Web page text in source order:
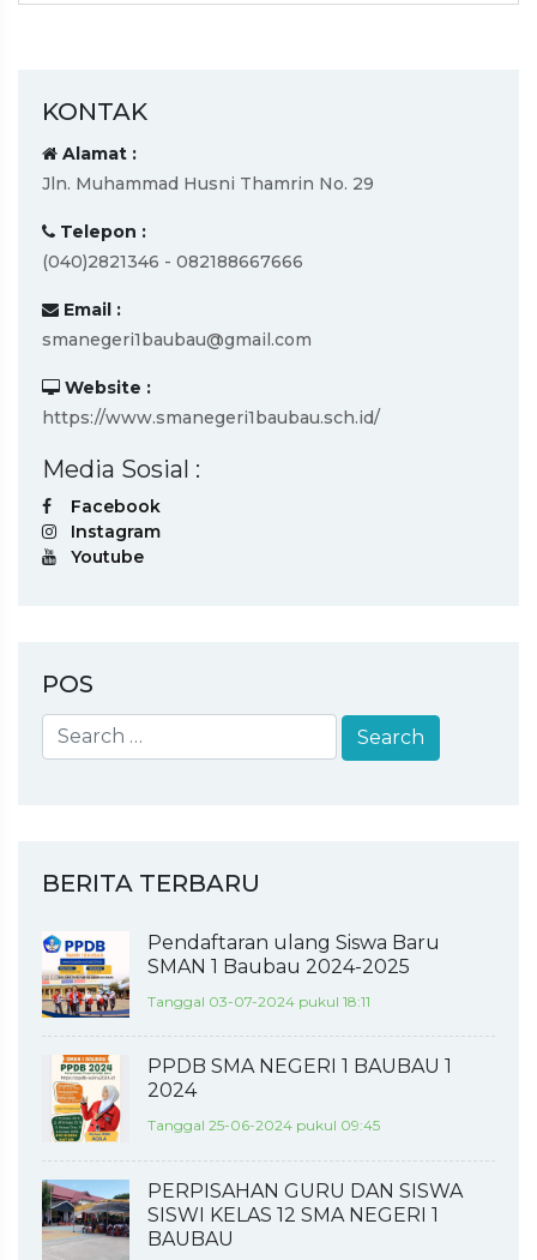
KONTAK
Alamat :
Jln. Muhammad Husni Thamrin No. 29
Telepon :
(040)2821346 - 082188667666
Email :
smanegeri1baubau@gmail.com
Website :
https://www.smanegeri1baubau.sch.id/
Media Sosial :
Facebook
Instagram
Youtube
POS
BERITA TERBARU
Pendaftaran ulang Siswa Baru
SMAN 1 Baubau 2024-2025
Tanggal 03-07-2024 pukul 18:11
PPDB SMA NEGERI 1 BAUBAU 1
2024
Tanggal 25-06-2024 pukul 09:45
PERPISAHAN GURU DAN SISWA
SISWI KELAS 12 SMA NEGERI 1
BAUBAU